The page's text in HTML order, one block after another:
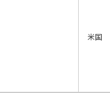
米国